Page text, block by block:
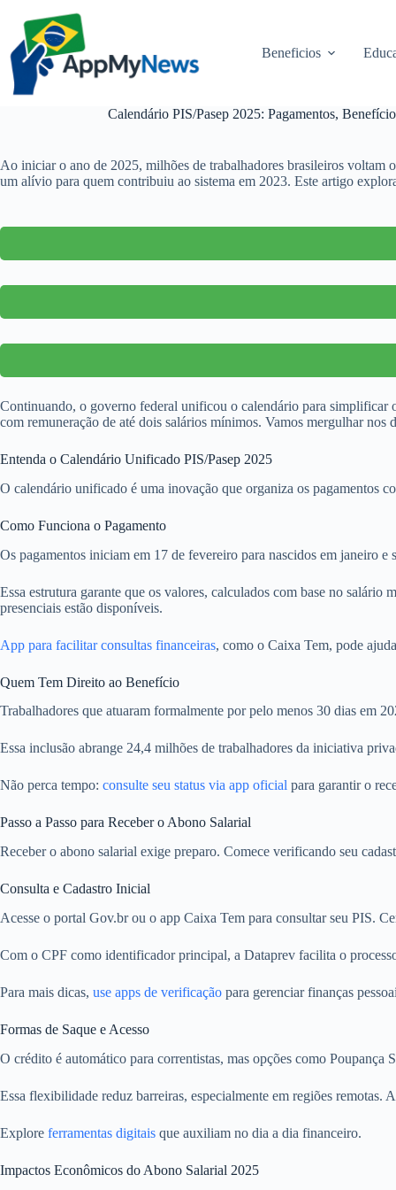
conteúdo
Beneficios
Calendário PIS/Pasep 2025: Pagamentos,
Ao iniciar o ano de 2025, milhões de trabalhadores brasileiros voltam
um alívio para quem contribuiu ao sistema em 2023. Este artigo
Continuando, o governo federal unificou o calendário para simplificar
com remuneração de até dois salários mínimos. Vamos mergulhar
Entenda o Calendário Unificado PIS/Pasep 2025
O calendário unificado é uma inovação que organiza os pagamentos
Como Funciona o Pagamento
Os pagamentos iniciam em 17 de fevereiro para nascidos em janeiro
Essa estrutura garante que os valores, calculados com base no
presenciais estão disponíveis.
App para facilitar consultas financeiras, como o Caixa Tem, pode
Quem Tem Direito ao Benefício
Trabalhadores que atuaram formalmente por pelo menos 30 dias em
Essa inclusão abrange 24,4 milhões de trabalhadores da iniciativa
Não perca tempo: consulte seu status via app oficial para garantir o
Passo a Passo para Receber o Abono Salarial
Receber o abono salarial exige preparo. Comece verificando seu
Consulta e Cadastro Inicial
Acesse o portal Gov.br ou o app Caixa Tem para consultar seu PIS.
Com o CPF como identificador principal, a Dataprev facilita o
Para mais dicas, use apps de verificação para gerenciar finanças
Formas de Saque e Acesso
O crédito é automático para correntistas, mas opções como
Essa flexibilidade reduz barreiras, especialmente em regiões remotas.
Explore ferramentas digitais que auxiliam no dia a dia financeiro.
Impactos Econômicos do Abono Salarial 2025